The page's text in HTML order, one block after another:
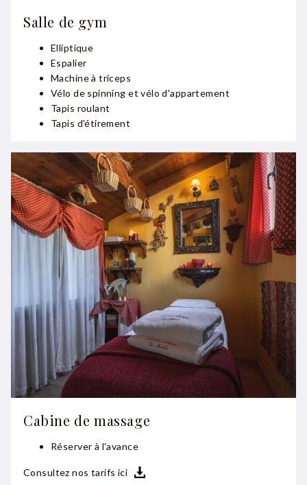
Salle de gym
Elliptique
Espalier
Machine à triceps
Vélo de spinning et vélo d'appartement
Tapis roulant
Tapis d'étirement
Cabine de massage
Réserver à l'avance
Consultez nos tarifs ici